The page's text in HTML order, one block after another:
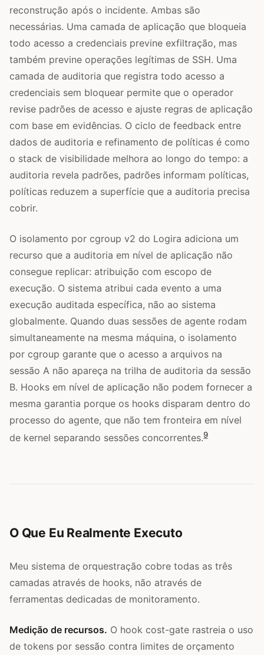
reconstrução após o incidente. Ambas são
necessárias. Uma camada de aplicação que bloqueia
todo acesso a credenciais previne exfiltração, mas
também previne operações legítimas de SSH. Uma
camada de auditoria que registra todo acesso a
credenciais sem bloquear permite que o operador
revise padrões de acesso e ajuste regras de aplicação
com base em evidências. O ciclo de feedback entre
dados de auditoria e refinamento de políticas é como
o stack de visibilidade melhora ao longo do tempo: a
auditoria revela padrões, padrões informam políticas,
políticas reduzem a superfície que a auditoria precisa
cobrir.
O isolamento por cgroup v2 do Logira adiciona um
recurso que a auditoria em nível de aplicação não
consegue replicar: atribuição com escopo de
execução. O sistema atribui cada evento a uma
execução auditada específica, não ao sistema
globalmente. Quando duas sessões de agente rodam
simultaneamente na mesma máquina, o isolamento
por cgroup garante que o acesso a arquivos na
sessão A não apareça na trilha de auditoria da sessão
B. Hooks em nível de aplicação não podem fornecer a
mesma garantia porque os hooks disparam dentro do
processo do agente, que não tem fronteira em nível
de kernel separando sessões concorrentes.9
O Que Eu Realmente Executo
Meu sistema de orquestração cobre todas as três
camadas através de hooks, não através de
ferramentas dedicadas de monitoramento.
Medição de recursos. O hook cost-gate rastreia o uso
de tokens por sessão contra limites de orçamento